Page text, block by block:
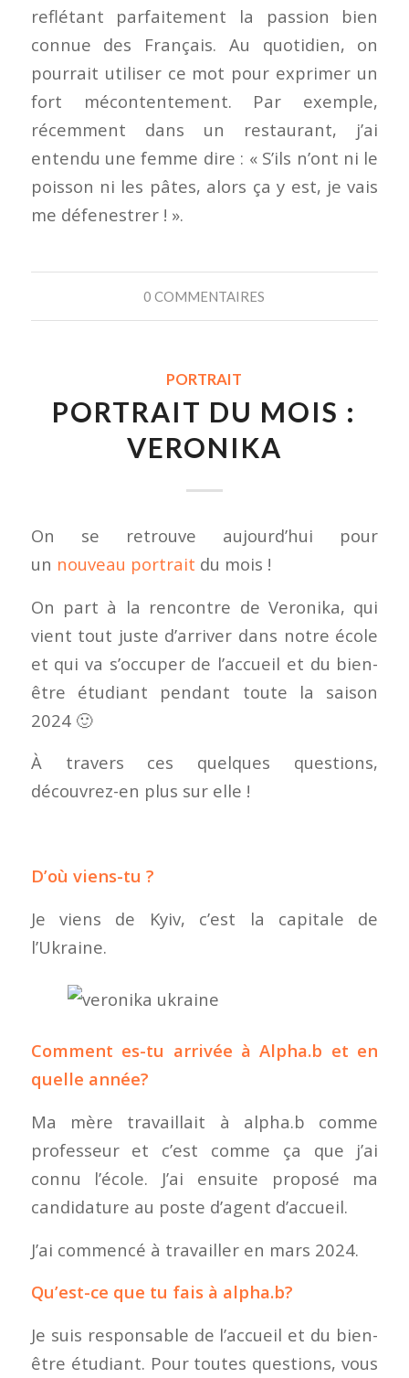
reflétant parfaitement la passion bien
connue des Français. Au quotidien, on
pourrait utiliser ce mot pour exprimer un
fort mécontentement. Par exemple,
récemment dans un restaurant, j’ai
entendu une femme dire : « S’ils n’ont ni le
poisson ni les pâtes, alors ça y est, je vais
me défenestrer ! ».
0 COMMENTAIRES
PORTRAIT
PORTRAIT DU MOIS :
VERONIKA
On se retrouve aujourd’hui pour
un nouveau portrait du mois !
On part à la rencontre de Veronika, qui
vient tout juste d’arriver dans notre école
et qui va s’occuper de l’accueil et du bien-
être étudiant pendant toute la saison
2024 🙂
À travers ces quelques questions,
découvrez-en plus sur elle !
D’où viens-tu ?
Je viens de Kyiv, c’est la capitale de
l’Ukraine.
Comment es-tu arrivée à Alpha.b et en
quelle année?
Ma mère travaillait à alpha.b comme
professeur et c’est comme ça que j’ai
connu l’école. J’ai ensuite proposé ma
candidature au poste d’agent d’accueil.
J’ai commencé à travailler en mars 2024.
Qu’est-ce que tu fais à alpha.b?
Je suis responsable de l’accueil et du bien-
être étudiant. Pour toutes questions, vous